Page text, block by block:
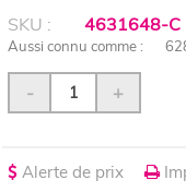
SKU : 4631648-C
Aussi connu comme :
- +
Alerte de prix